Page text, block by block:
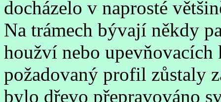
docházelo v naprosté
Na trámech bývají někdy
houžví nebo
požadovaný profil zůstaly
bylo dřevo přepravováno